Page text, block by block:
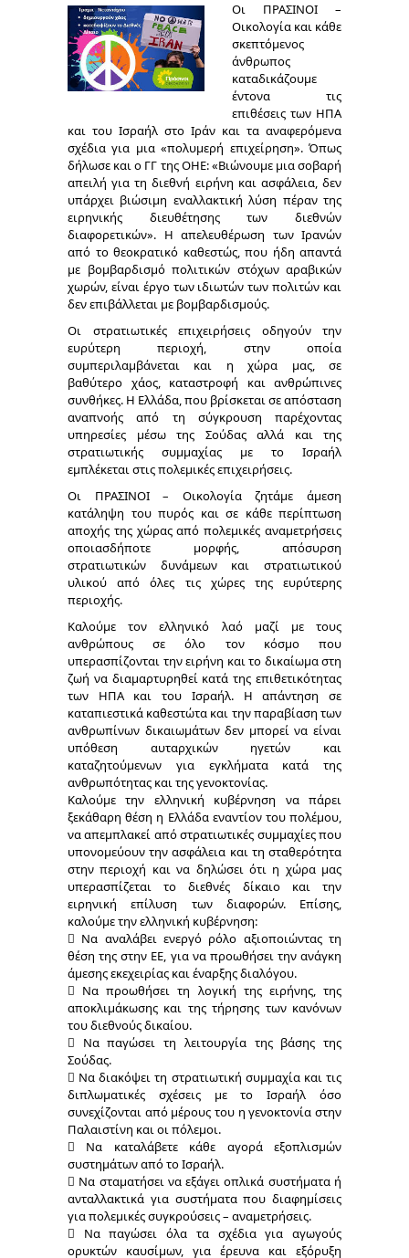
Οι ΠΡΑΣΙΝΟΙ –
Οικολογία και κάθε
σκεπτόμενος
άνθρωπος
καταδικάζουμε
έντονα τις
επιθέσεις των ΗΠΑ
και του Ισραήλ στο Ιράν και τα αναφερόμενα
σχέδια για μια «πολυμερή επιχείρηση». Όπως
δήλωσε και ο ΓΓ της ΟΗΕ: «Βιώνουμε μια σοβαρή
απειλή για τη διεθνή ειρήνη και ασφάλεια, δεν
υπάρχει βιώσιμη εναλλακτική λύση πέραν της
ειρηνικής διευθέτησης των διεθνών
διαφορετικών». Η απελευθέρωση των Ιρανών
από το θεοκρατικό καθεστώς, που ήδη απαντά
με βομβαρδισμό πολιτικών στόχων αραβικών
χωρών, είναι έργο των ιδιωτών των πολιτών και
δεν επιβάλλεται με βομβαρδισμούς.
Οι στρατιωτικές επιχειρήσεις οδηγούν την
ευρύτερη περιοχή, στην οποία
συμπεριλαμβάνεται και η χώρα μας, σε
βαθύτερο χάος, καταστροφή και ανθρώπινες
συνθήκες. Η Ελλάδα, που βρίσκεται σε απόσταση
αναπνοής από τη σύγκρουση παρέχοντας
υπηρεσίες μέσω της Σούδας αλλά και της
στρατιωτικής συμμαχίας με το Ισραήλ
εμπλέκεται στις πολεμικές επιχειρήσεις.
Οι ΠΡΑΣΙΝΟΙ – Οικολογία ζητάμε άμεση
κατάληψη του πυρός και σε κάθε περίπτωση
αποχής της χώρας από πολεμικές αναμετρήσεις
οποιασδήποτε μορφής, απόσυρση
στρατιωτικών δυνάμεων και στρατιωτικού
υλικού από όλες τις χώρες της ευρύτερης
περιοχής.
Καλούμε τον ελληνικό λαό μαζί με τους
ανθρώπους σε όλο τον κόσμο που
υπερασπίζονται την ειρήνη και το δικαίωμα στη
ζωή να διαμαρτυρηθεί κατά της επιθετικότητας
των ΗΠΑ και του Ισραήλ. Η απάντηση σε
καταπιεστικά καθεστώτα και την παραβίαση των
ανθρωπίνων δικαιωμάτων δεν μπορεί να είναι
υπόθεση αυταρχικών ηγετών και
καταζητούμενων για εγκλήματα κατά της
ανθρωπότητας και της γενοκτονίας.
Καλούμε την ελληνική κυβέρνηση να πάρει
ξεκάθαρη θέση η Ελλάδα εναντίον του πολέμου,
να απεμπλακεί από στρατιωτικές συμμαχίες που
υπονομεύουν την ασφάλεια και τη σταθερότητα
στην περιοχή και να δηλώσει ότι η χώρα μας
υπερασπίζεται το διεθνές δίκαιο και την
ειρηνική επίλυση των διαφορών. Επίσης,
καλούμε την ελληνική κυβέρνηση:
 Να αναλάβει ενεργό ρόλο αξιοποιώντας τη
θέση της στην ΕΕ, για να προωθήσει την ανάγκη
άμεσης εκεχειρίας και έναρξης διαλόγου.
 Να προωθήσει τη λογική της ειρήνης, της
αποκλιμάκωσης και της τήρησης των κανόνων
του διεθνούς δικαίου.
 Να παγώσει τη λειτουργία της βάσης της
Σούδας.
 Να διακόψει τη στρατιωτική συμμαχία και τις
διπλωματικές σχέσεις με το Ισραήλ όσο
συνεχίζονται από μέρους του η γενοκτονία στην
Παλαιστίνη και οι πόλεμοι.
 Να καταλάβετε κάθε αγορά εξοπλισμών
συστημάτων από το Ισραήλ.
 Να σταματήσει να εξάγει οπλικά συστήματα ή
ανταλλακτικά για συστήματα που διαφημίσεις
για πολεμικές συγκρούσεις – αναμετρήσεις.
 Να παγώσει όλα τα σχέδια για αγωγούς
ορυκτών καυσίμων, για έρευνα και εξόρυξη